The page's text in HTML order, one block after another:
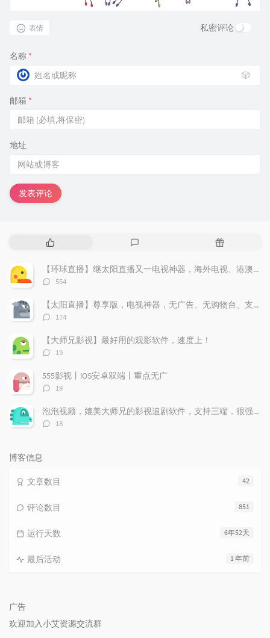
表情 私密评论
名称 *
🎲
邮箱 *
地址
发表评论
热
文
章
评
随
文
章
【环球直播】继太阳直播又一电视神器，海外电视、港澳台应用尽有，无广告，支持回看。
评
数：
554
【太阳直播】尊享版，电视神器，无广告、无购物台、支持回看
评
数：
174
【大师兄影视】最好用的观影软件，速度上！
评
数：
19
555影视丨iOS安卓双端丨重点无广
评
数：
19
泡泡视频，媲美大师兄的影视追剧软件，支持三端，很强！
评
18
博客信息
42
文章数目
851
评论数目
6年52天
运行天数
1 年前
最后活动
广告
欢迎加入小艾资源交流群